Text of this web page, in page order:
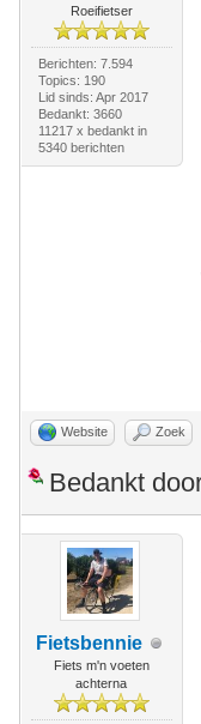
Roeifietser
Berichten: 7.594
Topics: 190
Lid sinds: Apr 2017
Bedankt: 3660
11217 x bedankt in
5340 berichten
Website Zoek
Bedankt
Fietsbennie
Fiets m'n voeten
achterna